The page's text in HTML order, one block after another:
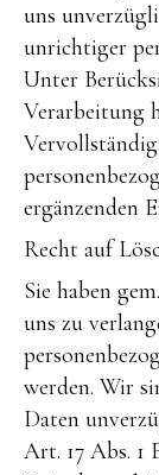
uns
unrichtiger
Unter
Verarbeitung
ergänzenden
Recht auf
Sie haben
uns zu
werden. Wir
Daten
Art. 17 Abs. 1